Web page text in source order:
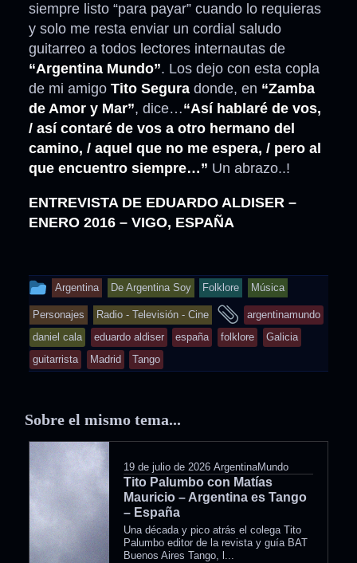
siempre listo “para payar” cuando lo requieras
y solo me resta enviar un cordial saludo
guitarreo a todos lectores internautas de
“Argentina Mundo”. Los dejo con esta copla
de mi amigo Tito Segura donde, en “Zamba
de Amor y Mar”, dice…“Así hablaré de vos,
/ así contaré de vos a otro hermano del
camino, / aquel que no me espera, / pero al
que encuentro siempre…” Un abrazo..!
ENTREVISTA DE EDUARDO ALDISER –
ENERO 2016 – VIGO, ESPAÑA
This
entry
was
posted
in
Argentina De Argentina Soy Folklore Música
Personajes Radio - Televisión - Cine
and
tagged
argentinamundo
daniel cala
eduardo aldiser españa folklore
Galicia
guitarrista
Madrid Tango
Sobre el mismo tema...
19 de julio de 2026 ArgentinaMundo
Tito Palumbo con Matías
Mauricio – Argentina es Tango
– España
Una década y pico atrás el colega Tito
Palumbo editor de la revista y guía BAT
Buenos Aires Tango, l...